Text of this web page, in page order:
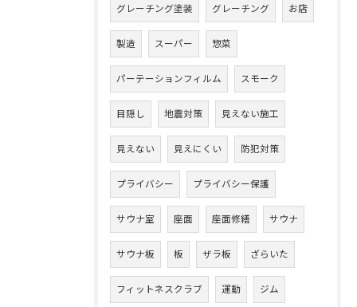
グレーチング塗装 グレーチング お店
製造 スーパー 惣菜
パーテーションフィルム スモーク
目隠し 地震対策 見えない施工
見えない 見えにくい 防犯対策
プライバシー プライバシー保護
サウナ室 座面 座面修繕 サウナ
サウナ板 板 ザラ板 ざらいた
フィットネスクラブ 運動 ジム